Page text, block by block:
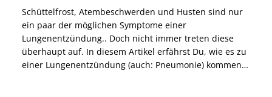
Schüttelfrost, Atembeschwerden und Husten sind nur
ein paar der möglichen Symptome einer
Lungenentzündung.. Doch nicht immer treten diese
überhaupt auf. In diesem Artikel erfährst Du, wie es zu
einer Lungenentzündung (auch: Pneumonie) kommen